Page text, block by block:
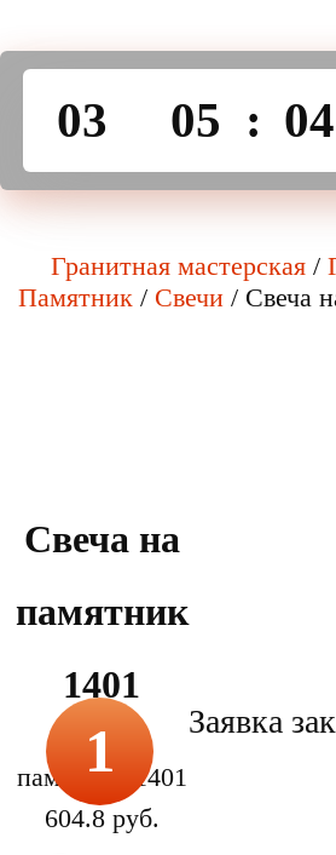
03 05 : 04
Гранитная мастерская/
Памятник / Свечи / Свеча
Свеча на
памятник
1401
Свеча на
памятник 1401
604.8 руб.
1 Заявка